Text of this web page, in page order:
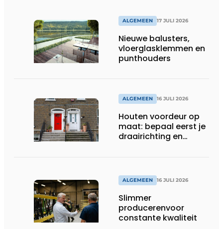
ALGEMEEN 17 JULI 2026
Nieuwe balusters,
vloerglasklemmen en
punthouders
ALGEMEEN 16 JULI 2026
Houten voordeur op
maat: bepaal eerst je
draairichting en
ALGEMEEN 16 JULI 2026
Slimmer
producerenvoor
constante kwaliteit